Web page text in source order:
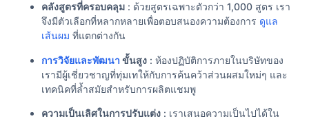
คลังสูตรที่ครอบคลุม : ด้วยสูตรเฉพาะตัวกว่า 1,000 สูตร เรา
จึงมีตัวเลือกที่หลากหลายเพื่อตอบสนองความต้องการ ดูแล
เส้นผม ที่แตกต่างกัน
การวิจัยและพัฒนา ขั้นสูง : ห้องปฏิบัติการภายในบริษัทของ
เรามีผู้เชี่ยวชาญที่ทุ่มเทให้กับการค้นคว้าส่วนผสมใหม่ๆ และ
เทคนิคที่ล้ำสมัยสำหรับการผลิตแชมพู
ความเป็นเลิศในการปรับแต่ง : เราเสนอความเป็นไปได้ใน